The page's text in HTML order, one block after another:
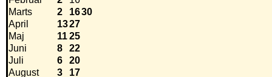
Marts
2 1630
April
1327
Maj
1125
Juni
8
22
Juli
6
20
August
3
17